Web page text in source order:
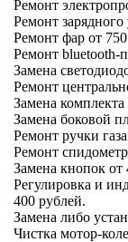
Ремонт
Ремонт зарядного
Ремонт фар от
Ремонт bluetooth-
Замена
Ремонт
Замена
Замена боковой
Ремонт ручки
Ремонт
Замена кнопок от
Регулировка и
400 рублей.
Замена либо
Чистка мотор-